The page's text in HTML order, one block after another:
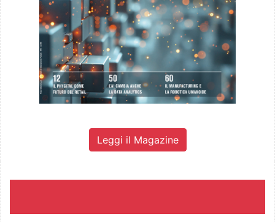
Leggi il Magazine